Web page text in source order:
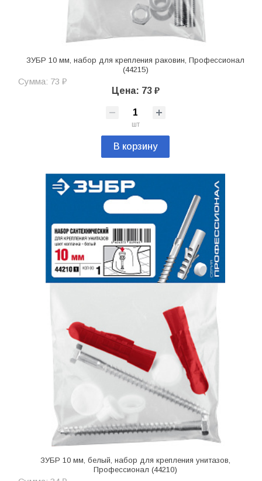
ЗУБР 10 мм, набор для крепления раковин, Профессионал
(44215)
Сумма: 73 ₽
Цена: 73 ₽
шт
В корзину
ЗУБР 10 мм, белый, набор для крепления унитазов,
Профессионал (44210)